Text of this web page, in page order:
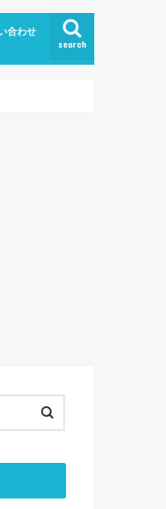
search
合わせ